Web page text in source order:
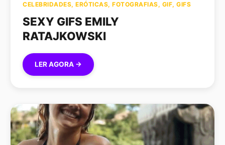
CELEBRIDADES, ERÓTICAS, FOTOGRAFIAS, GIF, GIFS
SEXY GIFS EMILY
RATAJKOWSKI
LER AGORA →